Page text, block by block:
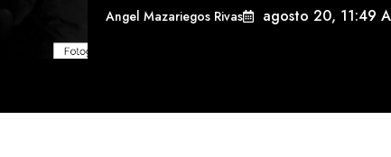
Angel Mazariegos Rivas agosto 20, 11:49